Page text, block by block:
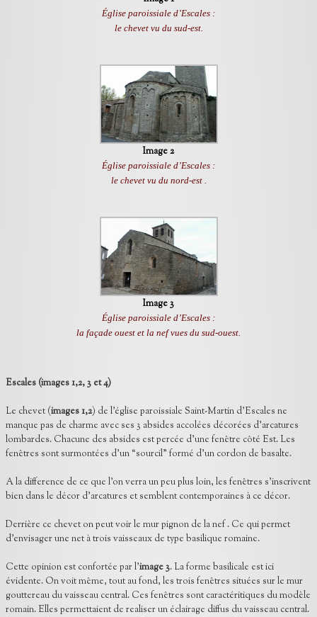
Église paroissiale d’Escales :
le chevet vu du sud-est.
Image 2
Église paroissiale d’Escales :
le chevet vu du nord-est .
Image 3
Église paroissiale d’Escales :
la façade ouest et la nef vues du sud-ouest.
Escales (images 1,2, 3 et 4)
Le chevet (images 1,2) de l’église paroissiale Saint-Martin d’Escales ne
manque pas de charme avec ses 3 absides accolées décorées d’arcatures
lombardes. Chacune des absides est percée d’une fenêtre côté Est. Les
fenêtres sont surmontées d’un “sourcil” formé d’un cordon de basalte.
A la difference de ce que l’on verra un peu plus loin, les fenêtres s’inscrivent
bien dans le décor d’arcatures et semblent contemporaines à ce décor.
Derrière ce chevet on peut voir le mur pignon de la nef . Ce qui permet
d’envisager une net à trois vaisseaux de type basilique romaine.
Cette opinion est confortée par l’image 3. La forme basilicale est ici
évidente. On voit même, tout au fond, les trois fenêtres situées sur le mur
gouttereau du vaisseau central. Ces fenêtres sont caractéritiques du modèle
romain. Elles permettaient de realiser un éclairage diffus du vaisseau central.